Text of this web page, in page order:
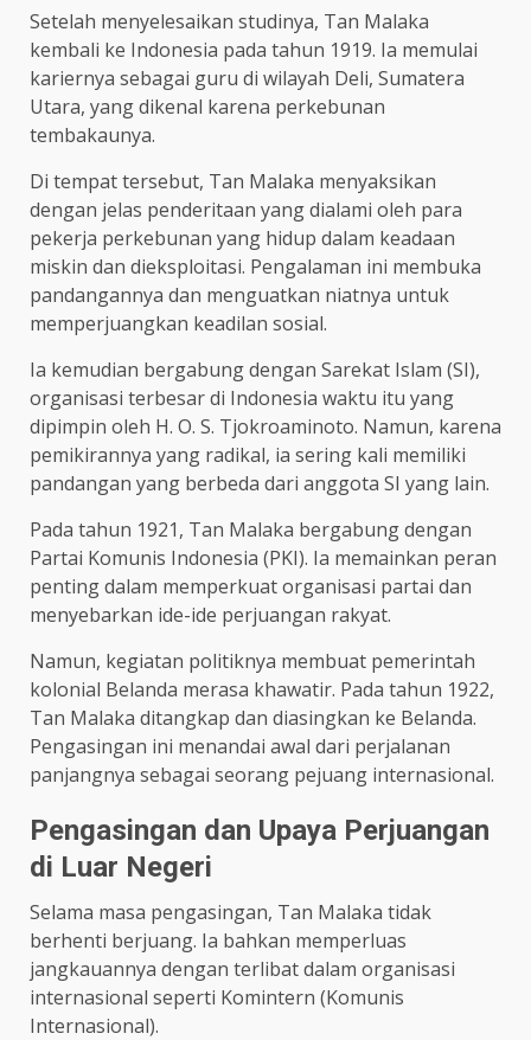
Setelah menyelesaikan studinya, Tan Malaka
kembali ke Indonesia pada tahun 1919. Ia memulai
kariernya sebagai guru di wilayah Deli, Sumatera
Utara, yang dikenal karena perkebunan
tembakaunya.
Di tempat tersebut, Tan Malaka menyaksikan
dengan jelas penderitaan yang dialami oleh para
pekerja perkebunan yang hidup dalam keadaan
miskin dan dieksploitasi. Pengalaman ini membuka
pandangannya dan menguatkan niatnya untuk
memperjuangkan keadilan sosial.
Ia kemudian bergabung dengan Sarekat Islam (SI),
organisasi terbesar di Indonesia waktu itu yang
dipimpin oleh H. O. S. Tjokroaminoto. Namun, karena
pemikirannya yang radikal, ia sering kali memiliki
pandangan yang berbeda dari anggota SI yang lain.
Pada tahun 1921, Tan Malaka bergabung dengan
Partai Komunis Indonesia (PKI). Ia memainkan peran
penting dalam memperkuat organisasi partai dan
menyebarkan ide-ide perjuangan rakyat.
Namun, kegiatan politiknya membuat pemerintah
kolonial Belanda merasa khawatir. Pada tahun 1922,
Tan Malaka ditangkap dan diasingkan ke Belanda.
Pengasingan ini menandai awal dari perjalanan
panjangnya sebagai seorang pejuang internasional.
Pengasingan dan Upaya Perjuangan
di Luar Negeri
Selama masa pengasingan, Tan Malaka tidak
berhenti berjuang. Ia bahkan memperluas
jangkauannya dengan terlibat dalam organisasi
internasional seperti Komintern (Komunis
Internasional).